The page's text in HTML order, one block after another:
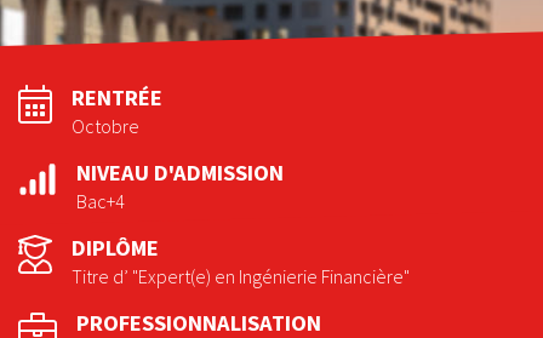
RENTRÉE
Octobre
NIVEAU D'ADMISSION
Bac+4
DIPLÔME
Titre d’ "Expert(e) en Ingénierie Financière"
PROFESSIONNALISATION